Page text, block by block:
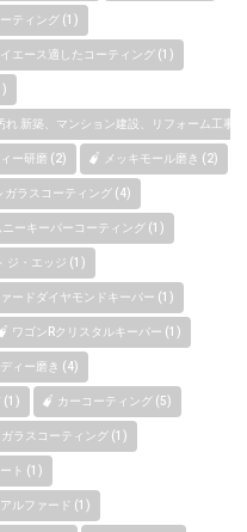
ティング (1)
エース適したコーティング (1)
新築、マンション建設、リフォーム工事
ー研磨 (2) メッキモール磨き (2)
ガラスコーティング (4)
ニーキーパーコーティング (1)
ジ・エッジ (1)
ードダイヤモンドキーパー (1)
ワゴンRクリスタルキーパー (1)
ィー磨き (4)
(1) カーコーティング (5)
ラスコーティング (1)
ト (1)
ルファード (1)